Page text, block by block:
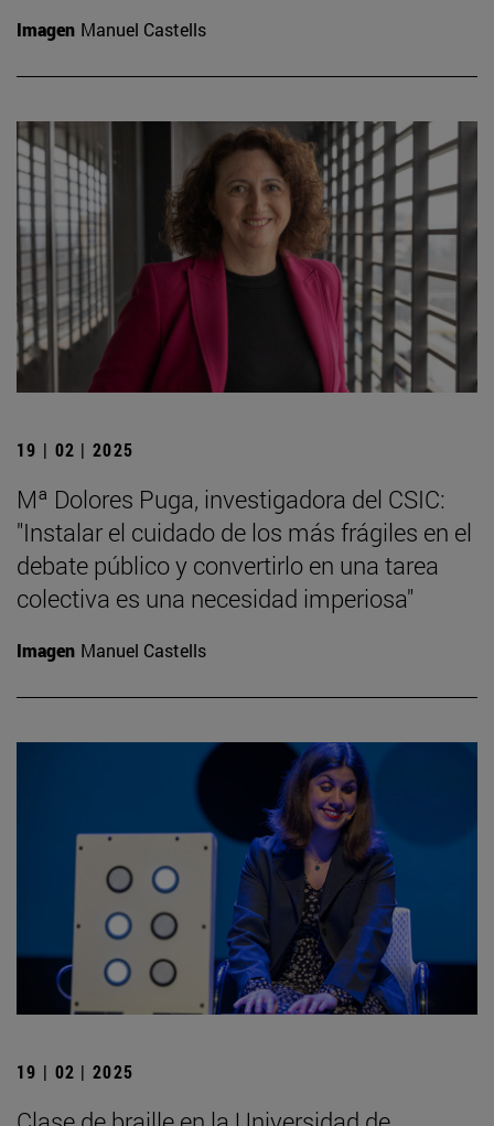
Imagen Manuel Castells
19 | 02 | 2025
Mª Dolores Puga, investigadora del CSIC:
"Instalar el cuidado de los más frágiles en el
debate público y convertirlo en una tarea
colectiva es una necesidad imperiosa"
Imagen Manuel Castells
19 | 02 | 2025